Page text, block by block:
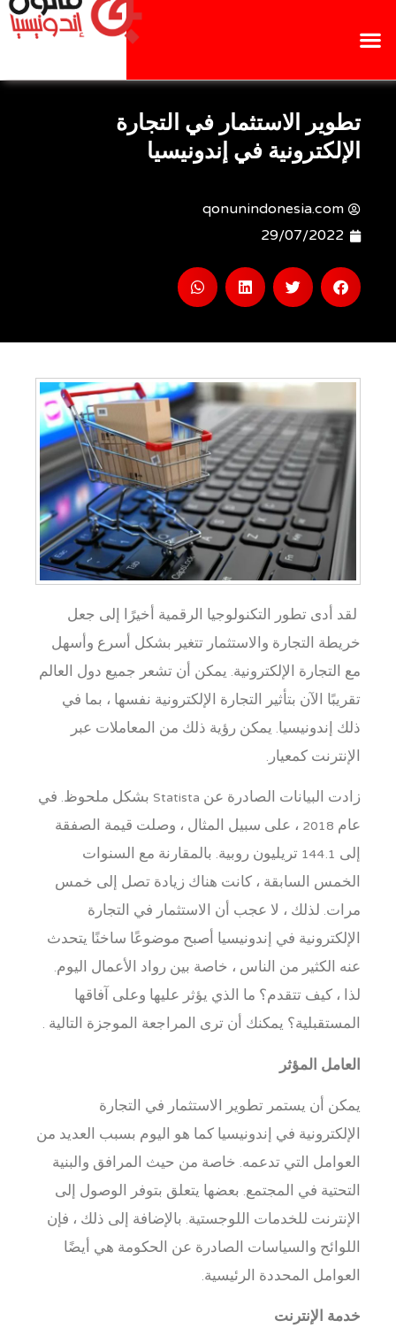
تطوير الاستثمار في التجارة
الإلكترونية في إندونيسيا
qonunindonesia.com
29/07/2022
لقد أدى تطور التكنولوجيا الرقمية أخيرًا إلى جعل
خريطة التجارة والاستثمار تتغير بشكل أسرع وأسهل
مع التجارة الإلكترونية. يمكن أن تشعر جميع دول العالم
تقريبًا الآن بتأثير التجارة الإلكترونية نفسها ، بما في
ذلك إندونيسيا. يمكن رؤية ذلك من المعاملات عبر
الإنترنت كمعيار.
زادت البيانات الصادرة عن Statista بشكل ملحوظ. في
عام 2018 ، على سبيل المثال ، وصلت قيمة الصفقة
إلى 144.1 تريليون روبية. بالمقارنة مع السنوات
الخمس السابقة ، كانت هناك زيادة تصل إلى خمس
مرات. لذلك ، لا عجب أن الاستثمار في التجارة
الإلكترونية في إندونيسيا أصبح موضوعًا ساخنًا يتحدث
عنه الكثير من الناس ، خاصة بين رواد الأعمال اليوم.
لذا ، كيف تتقدم؟ ما الذي يؤثر عليها وعلى آفاقها
المستقبلية؟ يمكنك أن ترى المراجعة الموجزة التالية .
العامل المؤثر
يمكن أن يستمر تطوير الاستثمار في التجارة
الإلكترونية في إندونيسيا كما هو اليوم بسبب العديد من
العوامل التي تدعمه. خاصة من حيث المرافق والبنية
التحتية في المجتمع. بعضها يتعلق بتوفر الوصول إلى
الإنترنت للخدمات اللوجستية. بالإضافة إلى ذلك ، فإن
اللوائح والسياسات الصادرة عن الحكومة هي أيضًا
العوامل المحددة الرئيسية.
خدمة الإنترنت